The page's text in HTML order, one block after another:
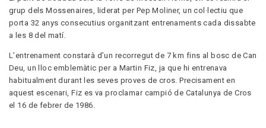
grup dels Mossenaires, liderat per Pep Moliner, un col·lectiu que
porta 32 anys consecutius organitzant entrenaments cada dissabte
a les 8 del matí.
L’entrenament constarà d’un recorregut de 7 km fins al bosc de Can
Deu, un lloc emblemàtic per a Martin Fiz, ja que hi entrenava
habitualment durant les seves proves de cros. Precisament en
aquest escenari, Fiz es va proclamar campió de Catalunya de Cros
el 16 de febrer de 1986.